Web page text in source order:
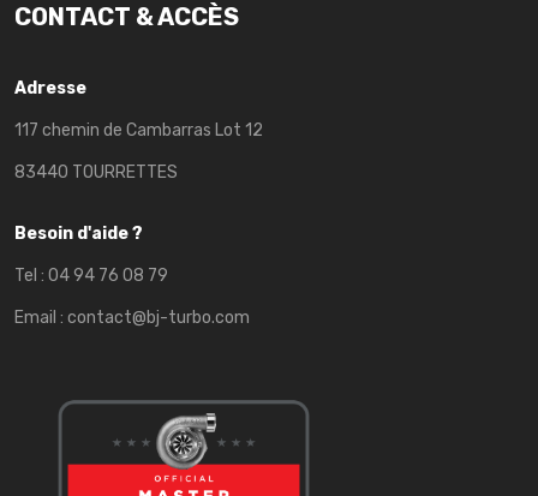
CONTACT & ACCÈS
Adresse
117 chemin de Cambarras Lot 12
83440 TOURRETTES
Besoin d'aide ?
Tel : 04 94 76 08 79
Email : contact@bj-turbo.com